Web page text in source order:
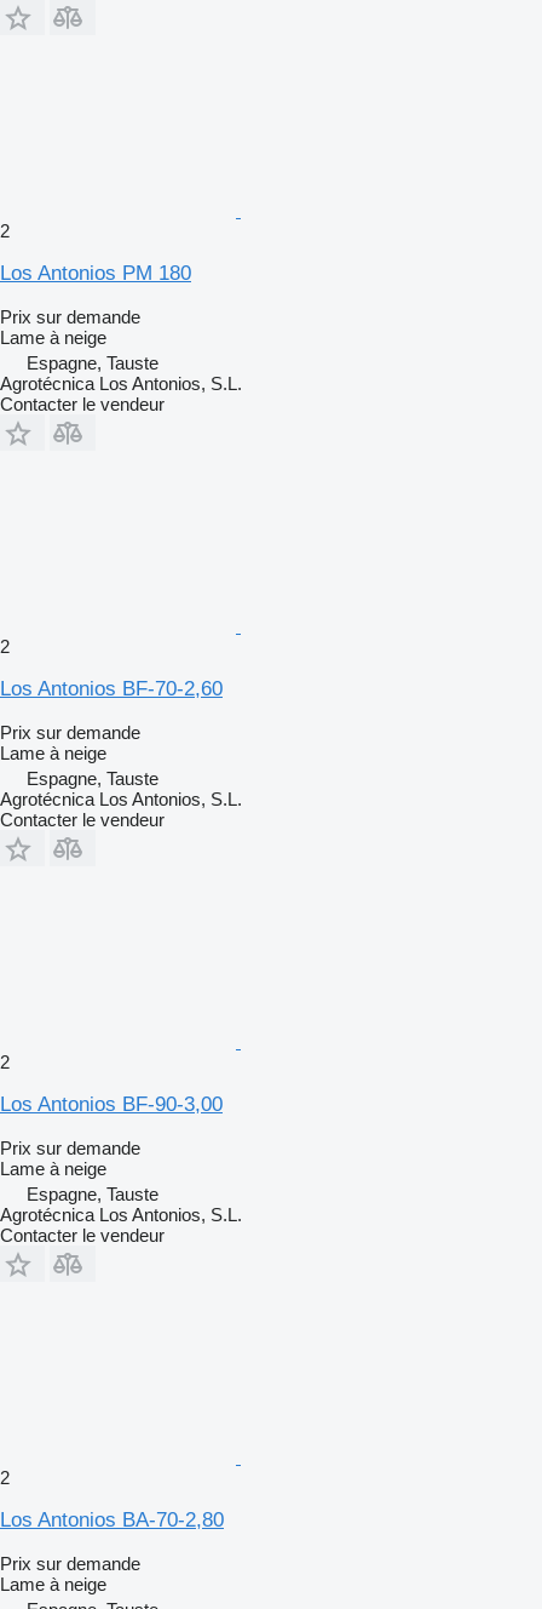
2
Los Antonios PM 180
Prix sur demande
Lame à neige
Espagne, Tauste
Agrotécnica Los Antonios, S.L.
Contacter le vendeur
2
Los Antonios BF-70-2,60
Prix sur demande
Lame à neige
Espagne, Tauste
Agrotécnica Los Antonios, S.L.
Contacter le vendeur
2
Los Antonios BF-90-3,00
Prix sur demande
Lame à neige
Espagne, Tauste
Agrotécnica Los Antonios, S.L.
Contacter le vendeur
2
Los Antonios BA-70-2,80
Prix sur demande
Lame à neige